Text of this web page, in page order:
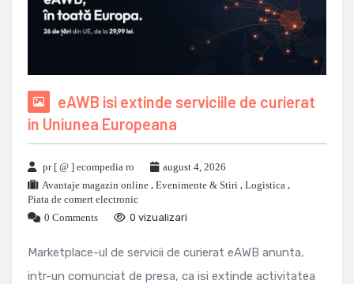
eAWB isi extinde serviciile de curierat
in Uniunea Europeana
pr [ @ ] ecompedia ro
august 4, 2026
Avantaje magazin online , Evenimente & Stiri , Logistica ,
Piata de comert electronic
0 Comments
0 vizualizari
Marketplace-ul de servicii de curierat eAWB anunta,
intr-un comunciat de presa, ca isi extinde activitatea